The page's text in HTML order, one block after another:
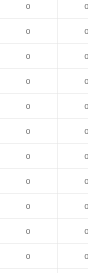
0 0
0 0
0 0
0 0
0 0
0 0
0 0
0 0
0 0
0 0
0 0